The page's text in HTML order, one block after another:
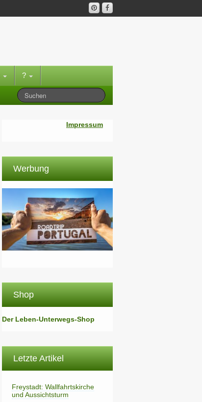
?
Impressum
Werbung
Shop
Der Leben-Unterwegs-Shop
Letzte Artikel
Freystadt: Wallfahrtskirche
und Aussichtsturm